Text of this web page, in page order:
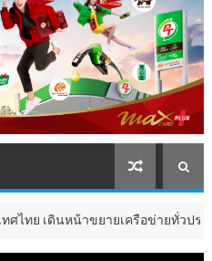
นหน้าขยายเครือข่ายทั่วประเทศ เปิด